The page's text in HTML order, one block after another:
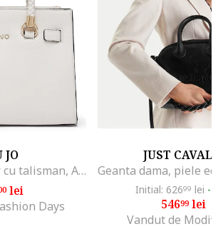
JO
Geanta de umar cu talisman, Alb murdar
lei
Days
JUST CAVALLI
Initial: 62699 lei -
54699lei
Vandut de